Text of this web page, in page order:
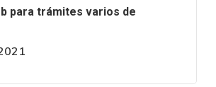
para trámites varios de